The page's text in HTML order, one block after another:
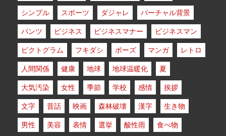
シンプル
スポーツ ダジャレ
バーチャル背景
パンツ
ビジネス ビジネスマナー
ビジネスマン
ピクトグラム
フキダシ ポーズ マンガ
レトロ
人間関係
健康 地球 地球温暖化
夏
大気汚染
女性 季節 学校 感情
挨拶
文字
昔話 映画 森林破壊 漢字
生き物
男性
美容 表情 選挙 酸性雨 食べ物